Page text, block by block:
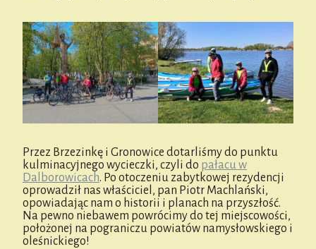
Przez Brzezinkę i Gronowice dotarliśmy do punktu
kulminacyjnego wycieczki, czyli do pałacu w
Dalborowicach. Po otoczeniu zabytkowej rezydencji
oprowadził nas właściciel, pan Piotr Machlański,
opowiadając nam o historii i planach na przyszłość.
Na pewno niebawem powrócimy do tej miejscowości,
położonej na pograniczu powiatów namysłowskiego i
oleśnickiego!